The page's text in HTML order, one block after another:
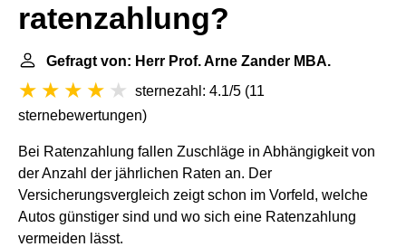
ratenzahlung?
Gefragt von: Herr Prof. Arne Zander MBA.
sternezahl: 4.1/5 (11
sternebewertungen)
Bei Ratenzahlung fallen Zuschläge in Abhängigkeit von
der Anzahl der jährlichen Raten an. Der
Versicherungsvergleich zeigt schon im Vorfeld, welche
Autos günstiger sind und wo sich eine Ratenzahlung
vermeiden lässt.